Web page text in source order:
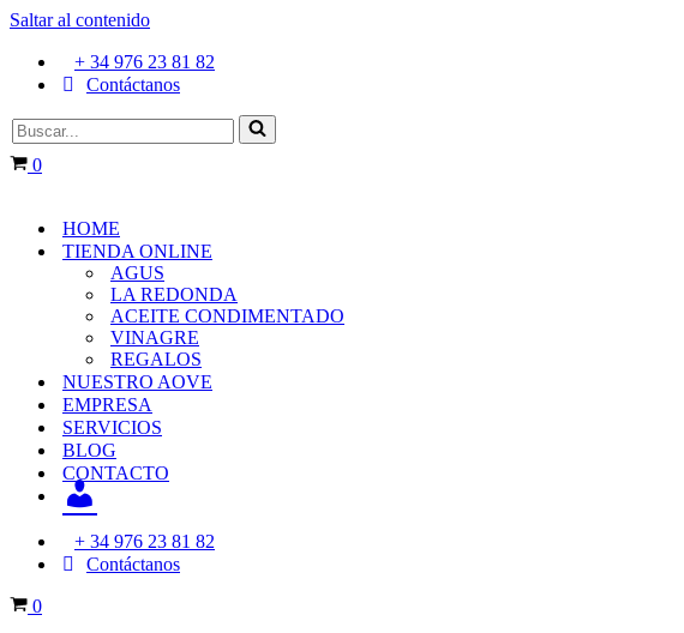
Saltar al contenido
+ 34 976 23 81 82
Contáctanos
0
HOME
TIENDA ONLINE
AGUS
LA REDONDA
ACEITE CONDIMENTADO
VINAGRE
REGALOS
NUESTRO AOVE
EMPRESA
SERVICIOS
BLOG
CONTACTO
SESIÓN
/
REGÍSTRATE
+ 34 976 23 81 82
Contáctanos
0